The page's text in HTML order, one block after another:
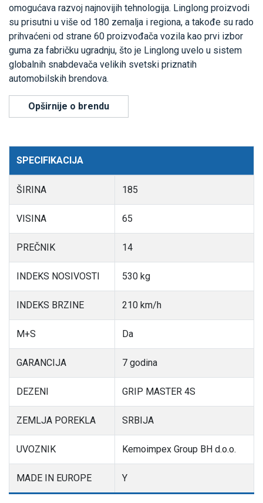
omogućava razvoj najnovijih tehnologija. Linglong proizvodi
su prisutni u više od 180 zemalja i regiona, a takođe su rado
prihvaćeni od strane 60 proizvođača vozila kao prvi izbor
guma za fabričku ugradnju, što je Linglong uvelo u sistem
globalnih snabdevača velikih svetski priznatih
automobilskih brendova.
Opširnije o brendu
SPECIFIKACIJA
ŠIRINA 185
VISINA 65
PREČNIK 14
INDEKS NOSIVOSTI 530 kg
INDEKS BRZINE 210 km/h
M+S Da
GARANCIJA 7 godina
DEZENI GRIP MASTER 4S
ZEMLJA POREKLA SRBIJA
UVOZNIK Kemoimpex Group BH d.o.o.
MADE IN EUROPE Y